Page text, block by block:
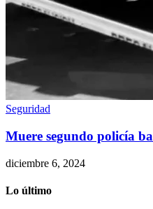
Seguridad
Muere segundo policía
diciembre 6, 2024
Lo último